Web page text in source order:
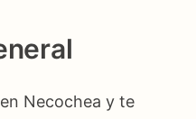
Necochea y te